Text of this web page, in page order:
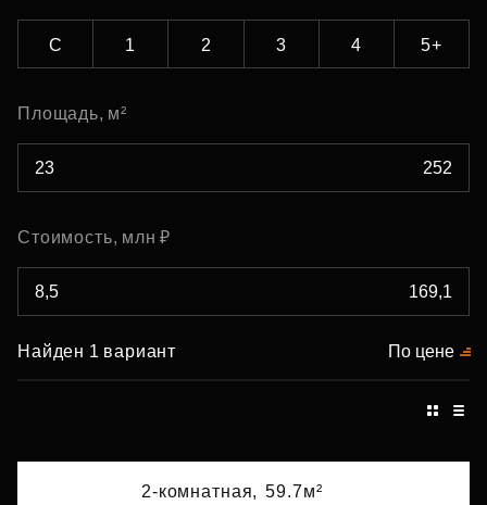
С 1 2 3 4 5+
Площадь, м²
Стоимость, млн ₽
Найден 1 вариант По цене
2-комнатная, 59.7м²